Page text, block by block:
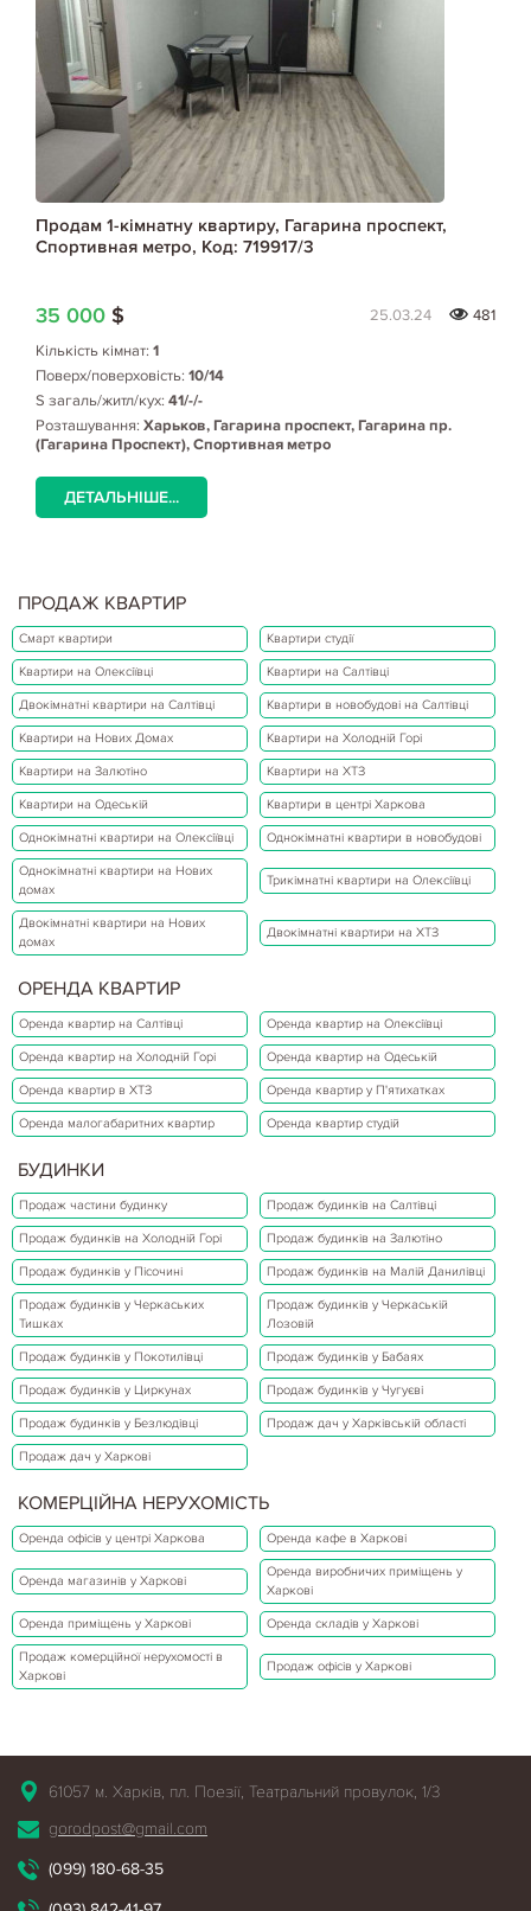
Продам 1-кімнатну квартиру, Гагарина проспект,
Спортивная метро, Код: 719917/3
35 000 $ 25.03.24
481
Кількість кімнат: 1
Поверх/поверховість: 10/14
S загаль/житл/кух: 41/-/-
Розташування: Харьков, Гагарина проспект, Гагарина пр.
(Гагарина Проспект), Спортивная метро
ДЕТАЛЬНІШЕ...
ПРОДАЖ КВАРТИР
Смарт квартири Квартири студії
Квартири на Олексіївці Квартири на Салтівці
Двокімнатні квартири на Салтівці Квартири в новобудові на Салтівці
Квартири на Нових Домах Квартири на Холодній Горі
Квартири на Залютіно Квартири на ХТЗ
Квартири на Одеській Квартири в центрі Харкова
Однокімнатні квартири на Олексіївці Однокімнатні квартири в новобудові
Однокімнатні квартири на Нових
домах
Трикімнатні квартири на Олексіївці
Двокімнатні квартири на Нових
домах
Двокімнатні квартири на ХТЗ
ОРЕНДА КВАРТИР
Оренда квартир на Салтівці Оренда квартир на Олексіївці
Оренда квартир на Холодній Горі Оренда квартир на Одеській
Оренда квартир в ХТЗ Оренда квартир у П'ятихатках
Оренда малогабаритних квартир Оренда квартир студій
БУДИНКИ
Продаж частини будинку Продаж будинків на Салтівці
Продаж будинків на Холодній Горі Продаж будинків на Залютіно
Продаж будинків у Пісочині Продаж будинків на Малій Данилівці
Продаж будинків у Черкаських
Тишках
Продаж будинків у Черкаській
Лозовій
Продаж будинків у Покотилівці Продаж будинків у Бабаях
Продаж будинків у Циркунах Продаж будинків у Чугуєві
Продаж будинків у Безлюдівці Продаж дач у Харківській області
Продаж дач у Харкові
КОМЕРЦІЙНА НЕРУХОМІСТЬ
Оренда офісів у центрі Харкова Оренда кафе в Харкові
Оренда магазинів у Харкові
Оренда виробничих приміщень у
Харкові
Оренда приміщень у Харкові Оренда складів у Харкові
Продаж комерційної нерухомості в
Харкові
Продаж офісів у Харкові
61057 м. Харків, пл. Поезії, Театральний провулок, 1/3
gorodpost@gmail.com
(099) 180-68-35